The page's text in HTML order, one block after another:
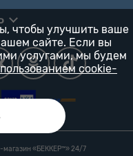
«БЕККЕР™️» 24/7
чтобы улучшить ваше
сайте. Если вы
услугами, мы будем
cookie-